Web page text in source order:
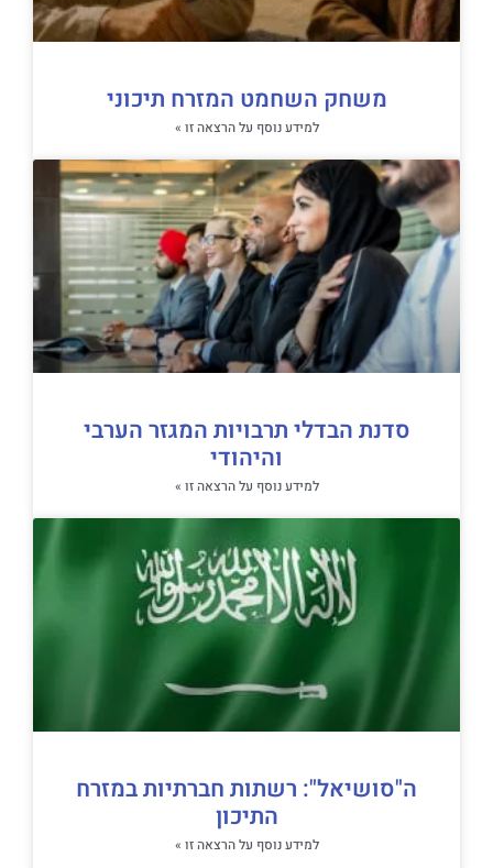
משחק השחמט המזרח תיכוני
למידע נוסף על הרצאה זו »
סדנת הבדלי תרבויות המגזר הערבי
והיהודי
למידע נוסף על הרצאה זו »
ה"סושיאל": רשתות חברתיות במזרח
התיכון
למידע נוסף על הרצאה זו »